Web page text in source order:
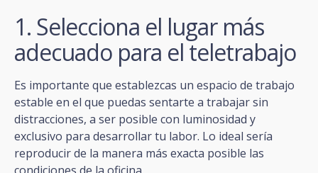
1. Selecciona el lugar más
adecuado para el teletrabajo
Es importante que establezcas un espacio de trabajo
estable en el que puedas sentarte a trabajar sin
distracciones, a ser posible con luminosidad y
exclusivo para desarrollar tu labor. Lo ideal sería
reproducir de la manera más exacta posible las